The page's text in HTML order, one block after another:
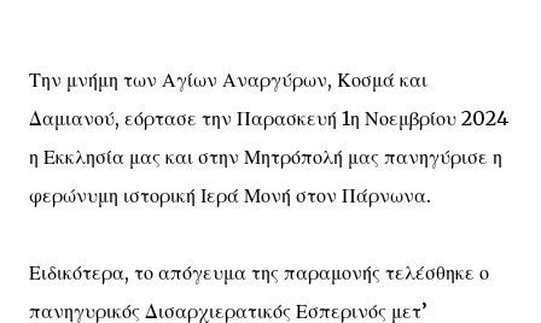
Την μνήμη των Αγίων Αναργύρων, Κοσμά και
Δαμιανού, εόρτασε την Παρασκευή 1η Νοεμβρίου 2024
η Εκκλησία μας και στην Μητρόπολή μας πανηγύρισε η
φερώνυμη ιστορική Ιερά Μονή στον Πάρνωνα.
Ειδικότερα, το απόγευμα της παραμονής τελέσθηκε ο
πανηγυρικός Δισαρχιερατικός Εσπερινός μετ’